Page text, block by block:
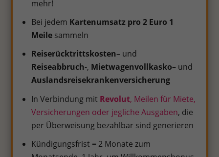
mehr!
Bei jedem Kartenumsatz pro 2 Euro 1
Meile sammeln
Reiserücktrittskosten– und
Reiseabbruch-, Mietwagenvollkasko– und
Auslandsreisekrankenversicherung
In Verbindung mit Revolut, Meilen für Miete,
Versicherungen oder jegliche Ausgaben, die
per Überweisung bezahlbar sind generieren
Kündigungsfrist = 2 Monate zum